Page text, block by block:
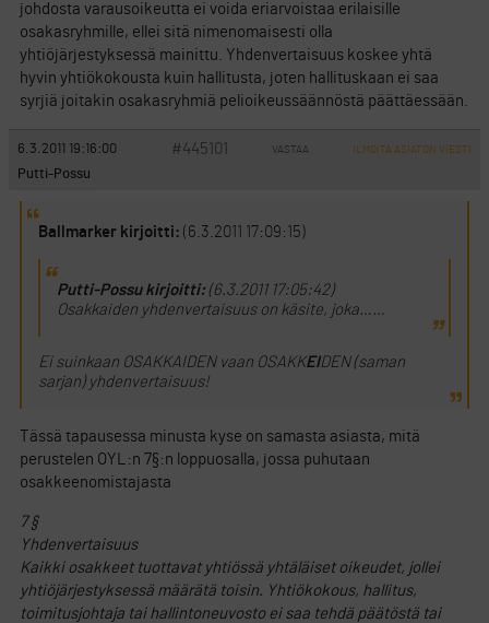
johdosta varausoikeutta ei voida eriarvoistaa erilaisille
osakasryhmille, ellei sitä nimenomaisesti olla
yhtiöjärjestyksessä mainittu. Yhdenvertaisuus koskee yhtä
hyvin yhtiökokousta kuin hallitusta, joten hallituskaan ei saa
syrjiä joitakin osakasryhmiä pelioikeussäännöstä päättäessään.
6.3.2011 19:16:00 #445101 VASTAA ILMOITA ASIATON VIESTI
Putti-Possu
Ballmarker kirjoitti: (6.3.2011 17:09:15)
Putti-Possu kirjoitti:(6.3.2011 17:05:42)
Osakkaiden yhdenvertaisuus on käsite, joka……
Ei suinkaan OSAKKAIDEN vaan OSAKKEIDEN (saman
sarjan) yhdenvertaisuus!
Tässä tapausessa minusta kyse on samasta asiasta, mitä
perustelen OYL:n 7§:n loppuosalla, jossa puhutaan
osakkeenomistajasta
7 §
Yhdenvertaisuus
Kaikki osakkeet tuottavat yhtiössä yhtäläiset oikeudet, jollei
yhtiöjärjestyksessä määrätä toisin. Yhtiökokous, hallitus,
toimitusjohtaja tai hallintoneuvosto ei saa tehdä päätöstä tai